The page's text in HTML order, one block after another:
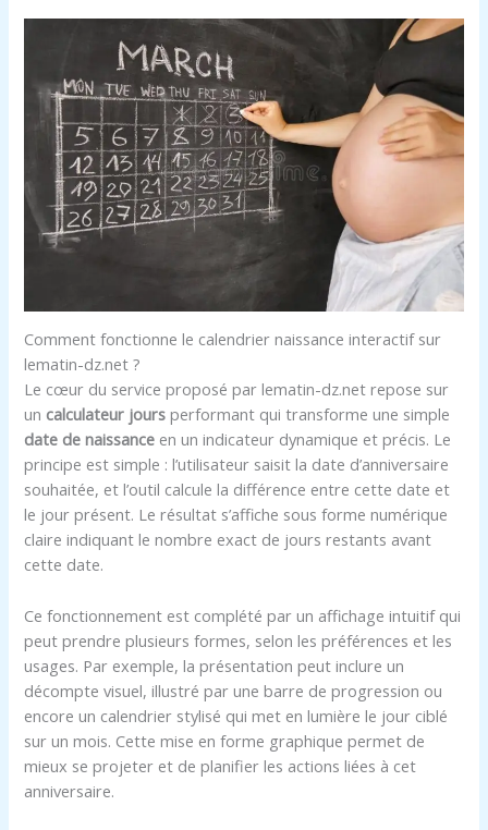
Comment fonctionne le calendrier naissance interactif sur
lematin-dz.net ?
Le cœur du service proposé par lematin-dz.net repose sur
un calculateur jours performant qui transforme une simple
date de naissance en un indicateur dynamique et précis. Le
principe est simple : l’utilisateur saisit la date d’anniversaire
souhaitée, et l’outil calcule la différence entre cette date et
le jour présent. Le résultat s’affiche sous forme numérique
claire indiquant le nombre exact de jours restants avant
cette date.
Ce fonctionnement est complété par un affichage intuitif qui
peut prendre plusieurs formes, selon les préférences et les
usages. Par exemple, la présentation peut inclure un
décompte visuel, illustré par une barre de progression ou
encore un calendrier stylisé qui met en lumière le jour ciblé
sur un mois. Cette mise en forme graphique permet de
mieux se projeter et de planifier les actions liées à cet
anniversaire.